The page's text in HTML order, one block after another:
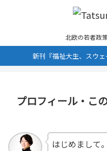
北欧の若者政
新刊『福祉大生、スウ
プロフィール・こ
はじめまして